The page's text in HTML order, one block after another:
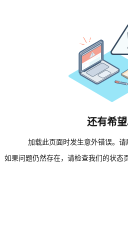
还有希望
加载此页面时发生意外错误。请
如果问题仍然存在，请检查我们的状态